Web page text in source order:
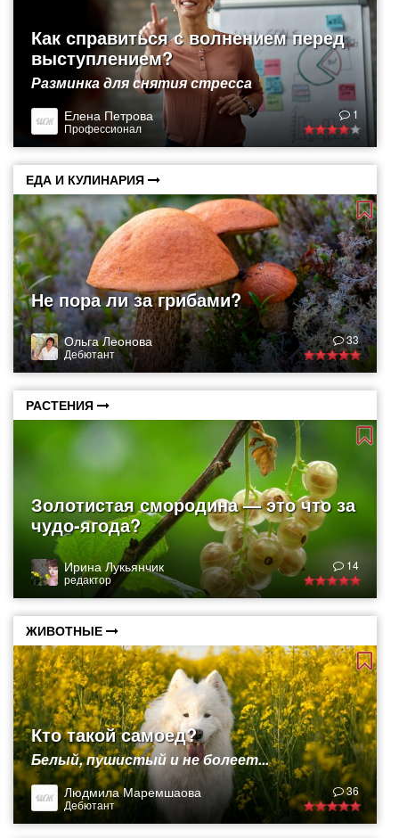
Как справиться с волнением перед
выступлением?
Разминка для снятия стресса
Елена Петрова
Профессионал
1
ЕДА И КУЛИНАРИЯ
Не пора ли за грибами?
Ольга Леонова
Дебютант
33
РАСТЕНИЯ
Золотистая смородина — это что за
чудо-ягода?
Ирина Лукьянчик
редактор
14
ЖИВОТНЫЕ
Кто такой самоед?
Белый, пушистый и не болеет...
Людмила Маремшаова
Дебютант
36